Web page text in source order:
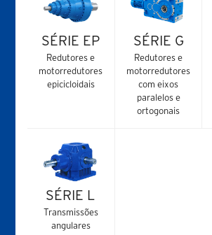
SÉRIE EP
Redutores e
motorredutores
epicicloidais
SÉRIE G
Redutores e
motorredutores
com eixos
paralelos e
ortogonais
SÉRIE L
Transmissões
angulares